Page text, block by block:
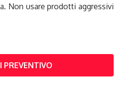
Non usare prodotti aggressivi
PREVENTIVO